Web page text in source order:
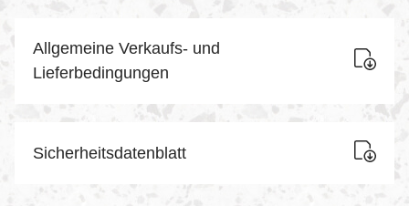
Allgemeine Verkaufs- und
Lieferbedingungen
Sicherheitsdatenblatt